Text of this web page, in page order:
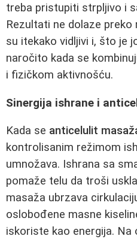
treba pristupiti strpljivo i
Rezultati ne dolaze
su itekako vidljivi i, što je
naročito kada se
i fizičkom aktivnošću.
Sinergija ishrane i
Kada se anticelulit
kontrolisanim režimom
umnožava. Ishrana sa
pomaže telu da troši
masaža ubrzava
oslobođene masne
iskoriste kao energija. Na